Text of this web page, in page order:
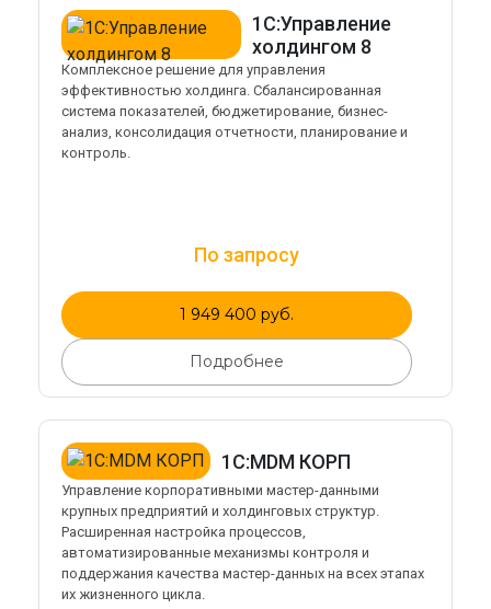
1С:Управление
холдингом 8
Комплексное решение для управления
эффективностью холдинга. Сбалансированная
система показателей, бюджетирование, бизнес-
анализ, консолидация отчетности, планирование и
контроль.
По запросу
1 949 400 руб.
Подробнее
1С:MDM КОРП
Управление корпоративными мастер-данными
крупных предприятий и холдинговых структур.
Расширенная настройка процессов,
автоматизированные механизмы контроля и
поддержания качества мастер-данных на всех этапах
их жизненного цикла.